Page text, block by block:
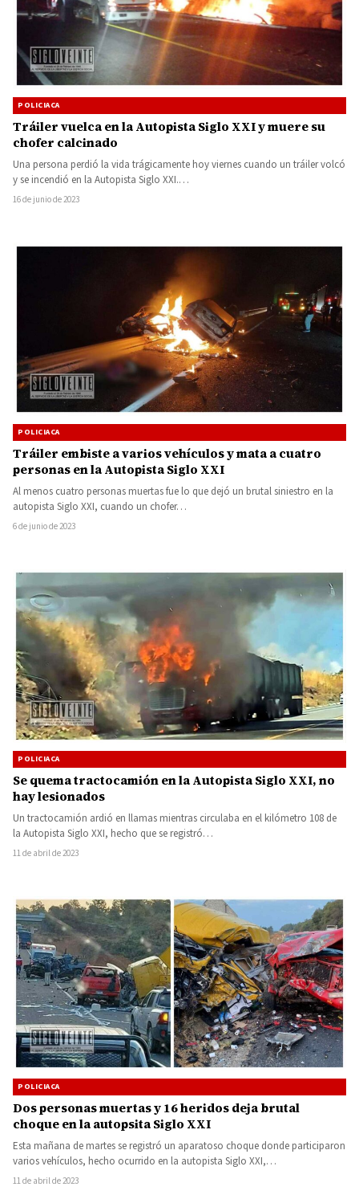
POLICIACA
Tráiler vuelca en la Autopista Siglo XXI y muere su
chofer calcinado
Una persona perdió la vida trágicamente hoy viernes cuando un tráiler volcó
y se incendió en la Autopista Siglo XXI.…
16 de junio de 2023
POLICIACA
Tráiler embiste a varios vehículos y mata a cuatro
personas en la Autopista Siglo XXI
Al menos cuatro personas muertas fue lo que dejó un brutal siniestro en la
autopista Siglo XXI, cuando un chofer…
6 de junio de 2023
POLICIACA
Se quema tractocamión en la Autopista Siglo XXI, no
hay lesionados
Un tractocamión ardió en llamas mientras circulaba en el kilómetro 108 de
la Autopista Siglo XXI, hecho que se registró…
11 de abril de 2023
POLICIACA
Dos personas muertas y 16 heridos deja brutal
choque en la autopsita Siglo XXI
Esta mañana de martes se registró un aparatoso choque donde participaron
varios vehículos, hecho ocurrido en la autopista Siglo XXI,…
11 de abril de 2023